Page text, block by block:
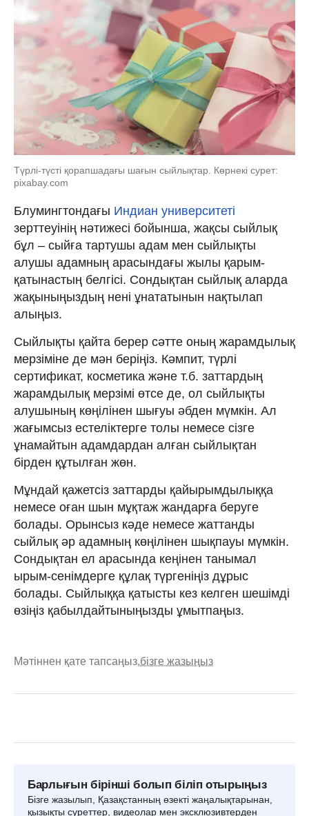
Түрлі-түсті қорапшадағы шағын сыйлықтар. Көрнекі сурет:
pixabay.com
Блумингтондағы Индиан университеті
зерттеуінің нәтижесі бойынша, жақсы сыйлық
бұл – cыйға тартушы адам мен сыйлықты
алушы адамның арасындағы жылы қарым-
қатынастың белгісі. Сондықтан сыйлық аларда
жақыныңыздың нені ұнататынын нақтылап
алыңыз.
Сыйлықты қайта берер сәтте оның жарамдылық
мерзіміне де мән беріңіз. Кәмпит, түрлі
сертификат, косметика және т.б. заттардың
жарамдылық мерзімі өтсе де, ол сыйлықты
алушының көңілінен шығуы әбден мүмкін. Ал
жағымсыз естеліктерге толы немесе сізге
ұнамайтын адамдардан алған сыйлықтан
бірден құтылған жөн.
Мұндай қажетсіз заттарды қайырымдылыққа
немесе оған шын мұқтаж жандарға беруге
болады. Орынсыз кәде немесе жаттанды
сыйлық әр адамның көңілінен шықпауы мүмкін.
Сондықтан ел арасында кеңінен танымал
ырым-сенімдерге құлақ түргеніңіз дұрыс
болады. Сыйлыққа қатысты кез келген шешімді
өзіңіз қабылдайтыныңызды ұмытпаңыз.
Мәтіннен қате тапсаңыз,бізге жазыңыз
Барлығын бірінші болып біліп отырыңыз
Бізге жазылып, Қазақстанның өзекті жаңалықтарынан,
қызықты суреттер, видеолар мен эксклюзивтерден